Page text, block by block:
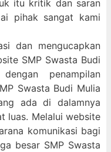
itu kritik dan saran
pihak sangat kami
dan mengucapkan
SMP Swasta Budi
penampilan
Swasta Budi Mulia
ada di dalamnya
luas. Melalui website
komunikasi bagi
besar SMP Swasta